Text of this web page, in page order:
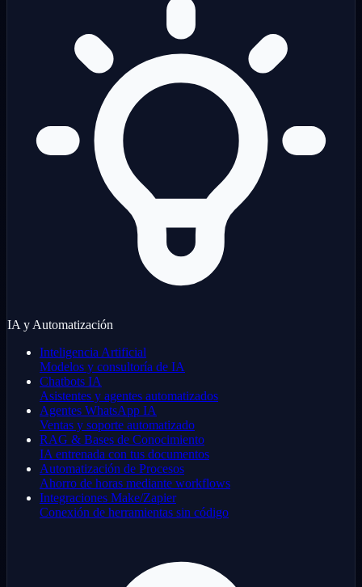
IA y Automatización
Inteligencia Artificial
Modelos y consultoría de IA
Chatbots IA
Asistentes y agentes automatizados
Agentes WhatsApp IA
Ventas y soporte automatizado
RAG & Bases de Conocimiento
IA entrenada con tus documentos
Automatización de Procesos
Ahorro de horas mediante workflows
Integraciones Make/Zapier
Conexión de herramientas sin código